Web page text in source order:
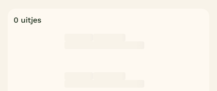
0 uitjes